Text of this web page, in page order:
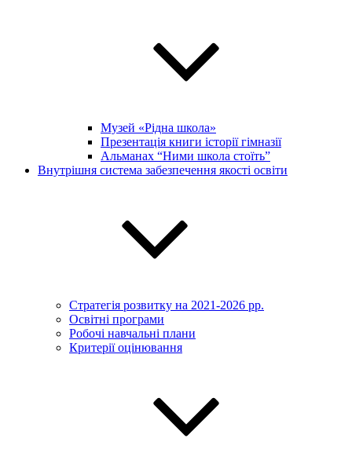
Музей «Рідна школа»
Презентація книги історії гімназії
Альманах “Ними школа стоїть”
Внутрішня система забезпечення якості освіти
Стратегія розвитку на 2021-2026 рр.
Освітні програми
Робочі навчальні плани
Критерії оцінювання